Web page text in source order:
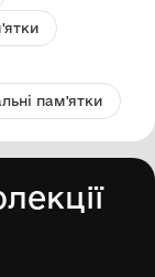
пам'ятки